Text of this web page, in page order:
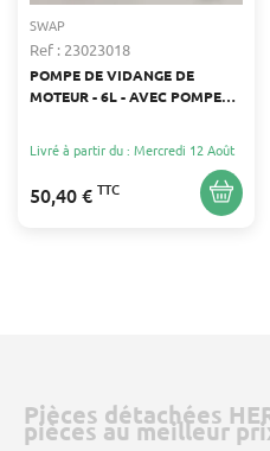
SWAP
Ref : 23023018
POMPE DE VIDANGE DE
MOTEUR - 6L - AVEC POMPE
Livré à partir du : Mercredi 12 Août
50,40 € TTC
Pièces détachées
pièces au meilleur